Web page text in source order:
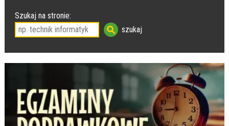
Szukaj na stronie: